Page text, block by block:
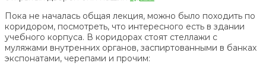
Пока не началась общая лекция, можно было походить по
коридором, посмотреть, что интересного есть в здании
учебного корпуса. В коридорах стоят стеллажи с
муляжами внутренних органов, заспиртованными в банках
экспонатами, черепами и прочим: